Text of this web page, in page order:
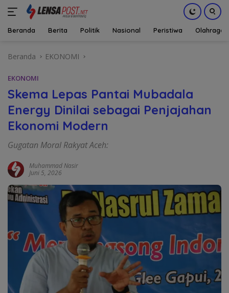
Beranda Berita Politik Nasional Peristiwa Olahraga
Beranda EKONOMI
EKONOMI
Skema Lepas Pantai Mubadala
Energy Dinilai sebagai Penjajahan
Ekonomi Modern
Gugatan Moral Rakyat Aceh:
Muhammad Nasir
Juni 5, 2026